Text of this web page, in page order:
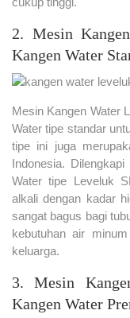
2. Mesin
Kangen Water
Mesin Kangen Water
Water tipe standar
tipe ini juga
Indonesia.
Water tipe Leveluk
alkali dengan kadar
sangat bagus bagi
kebutuhan air
keluarga.
3. Mesin
Kangen Water